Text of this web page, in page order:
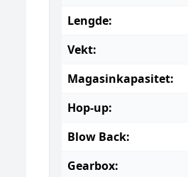
Lengde:
Vekt:
Magasinkapasitet:
Hop-up:
Blow Back:
Gearbox: